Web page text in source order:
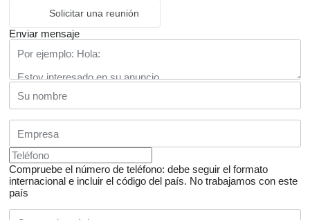
Solicitar una reunión
Enviar mensaje
Compruebe el número de teléfono: debe seguir el formato
internacional e incluir el código del país. No trabajamos con este
país